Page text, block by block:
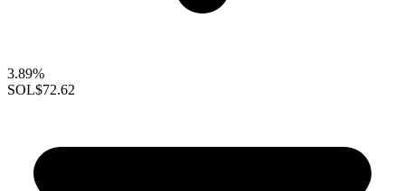
3.89%
SOL$72.62